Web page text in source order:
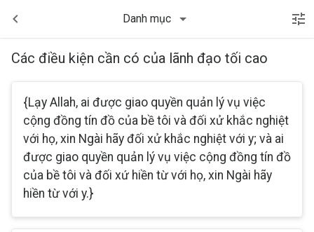
Danh mục
Các điều kiện cần có của lãnh đạo tối cao
{Lạy Allah, ai được giao quyền quản lý vụ việc
cộng đồng tín đồ của bề tôi và đối xử khắc nghiệt
với họ, xin Ngài hãy đối xử khắc nghiệt với y; và ai
được giao quyền quản lý vụ việc cộng đồng tín đồ
của bề tôi và đối xứ hiền từ với họ, xin Ngài hãy
hiền từ với y.}